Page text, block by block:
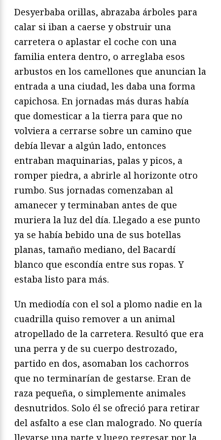
Desyerbaba orillas, abrazaba árboles para
calar si iban a caerse y obstruir una
carretera o aplastar el coche con una
familia entera dentro, o arreglaba esos
arbustos en los camellones que anuncian la
entrada a una ciudad, les daba una forma
capichosa. En jornadas más duras había
que domesticar a la tierra para que no
volviera a cerrarse sobre un camino que
debía llevar a algún lado, entonces
entraban maquinarias, palas y picos, a
romper piedra, a abrirle al horizonte otro
rumbo. Sus jornadas comenzaban al
amanecer y terminaban antes de que
muriera la luz del día. Llegado a ese punto
ya se había bebido una de sus botellas
planas, tamaño mediano, del Bacardí
blanco que escondía entre sus ropas. Y
estaba listo para más.
Un mediodía con el sol a plomo nadie en la
cuadrilla quiso remover a un animal
atropellado de la carretera. Resultó que era
una perra y de su cuerpo destrozado,
partido en dos, asomaban los cachorros
que no terminarían de gestarse. Eran de
raza pequeña, o simplemente animales
desnutridos. Solo él se ofreció para retirar
del asfalto a ese clan malogrado. No quería
llevarse una parte y luego regresar por la